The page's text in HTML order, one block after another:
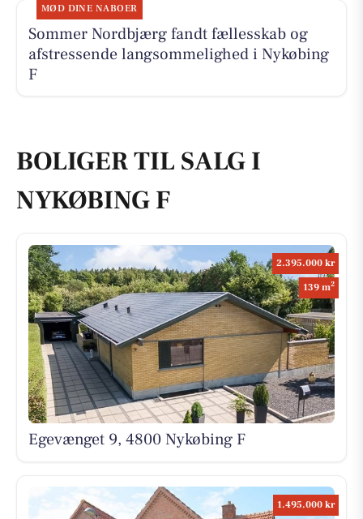
MØD DINE NABOER
Sommer Nordbjærg fandt fællesskab og
afstressende langsommelighed i Nykøbing
F
BOLIGER TIL SALG I
NYKØBING F
2.395.000 kr
139 m2
Egevænget 9, 4800 Nykøbing F
1.495.000 kr